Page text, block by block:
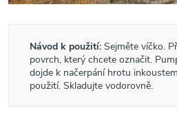
Návod k použití: Sejměte víčko.
povrch, který chcete označit.
dojde k načerpání hrotu
použití. Skladujte vodorovně.